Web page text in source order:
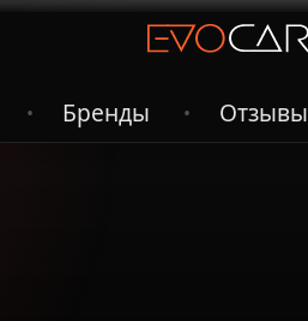
• Бренды • Отзывы